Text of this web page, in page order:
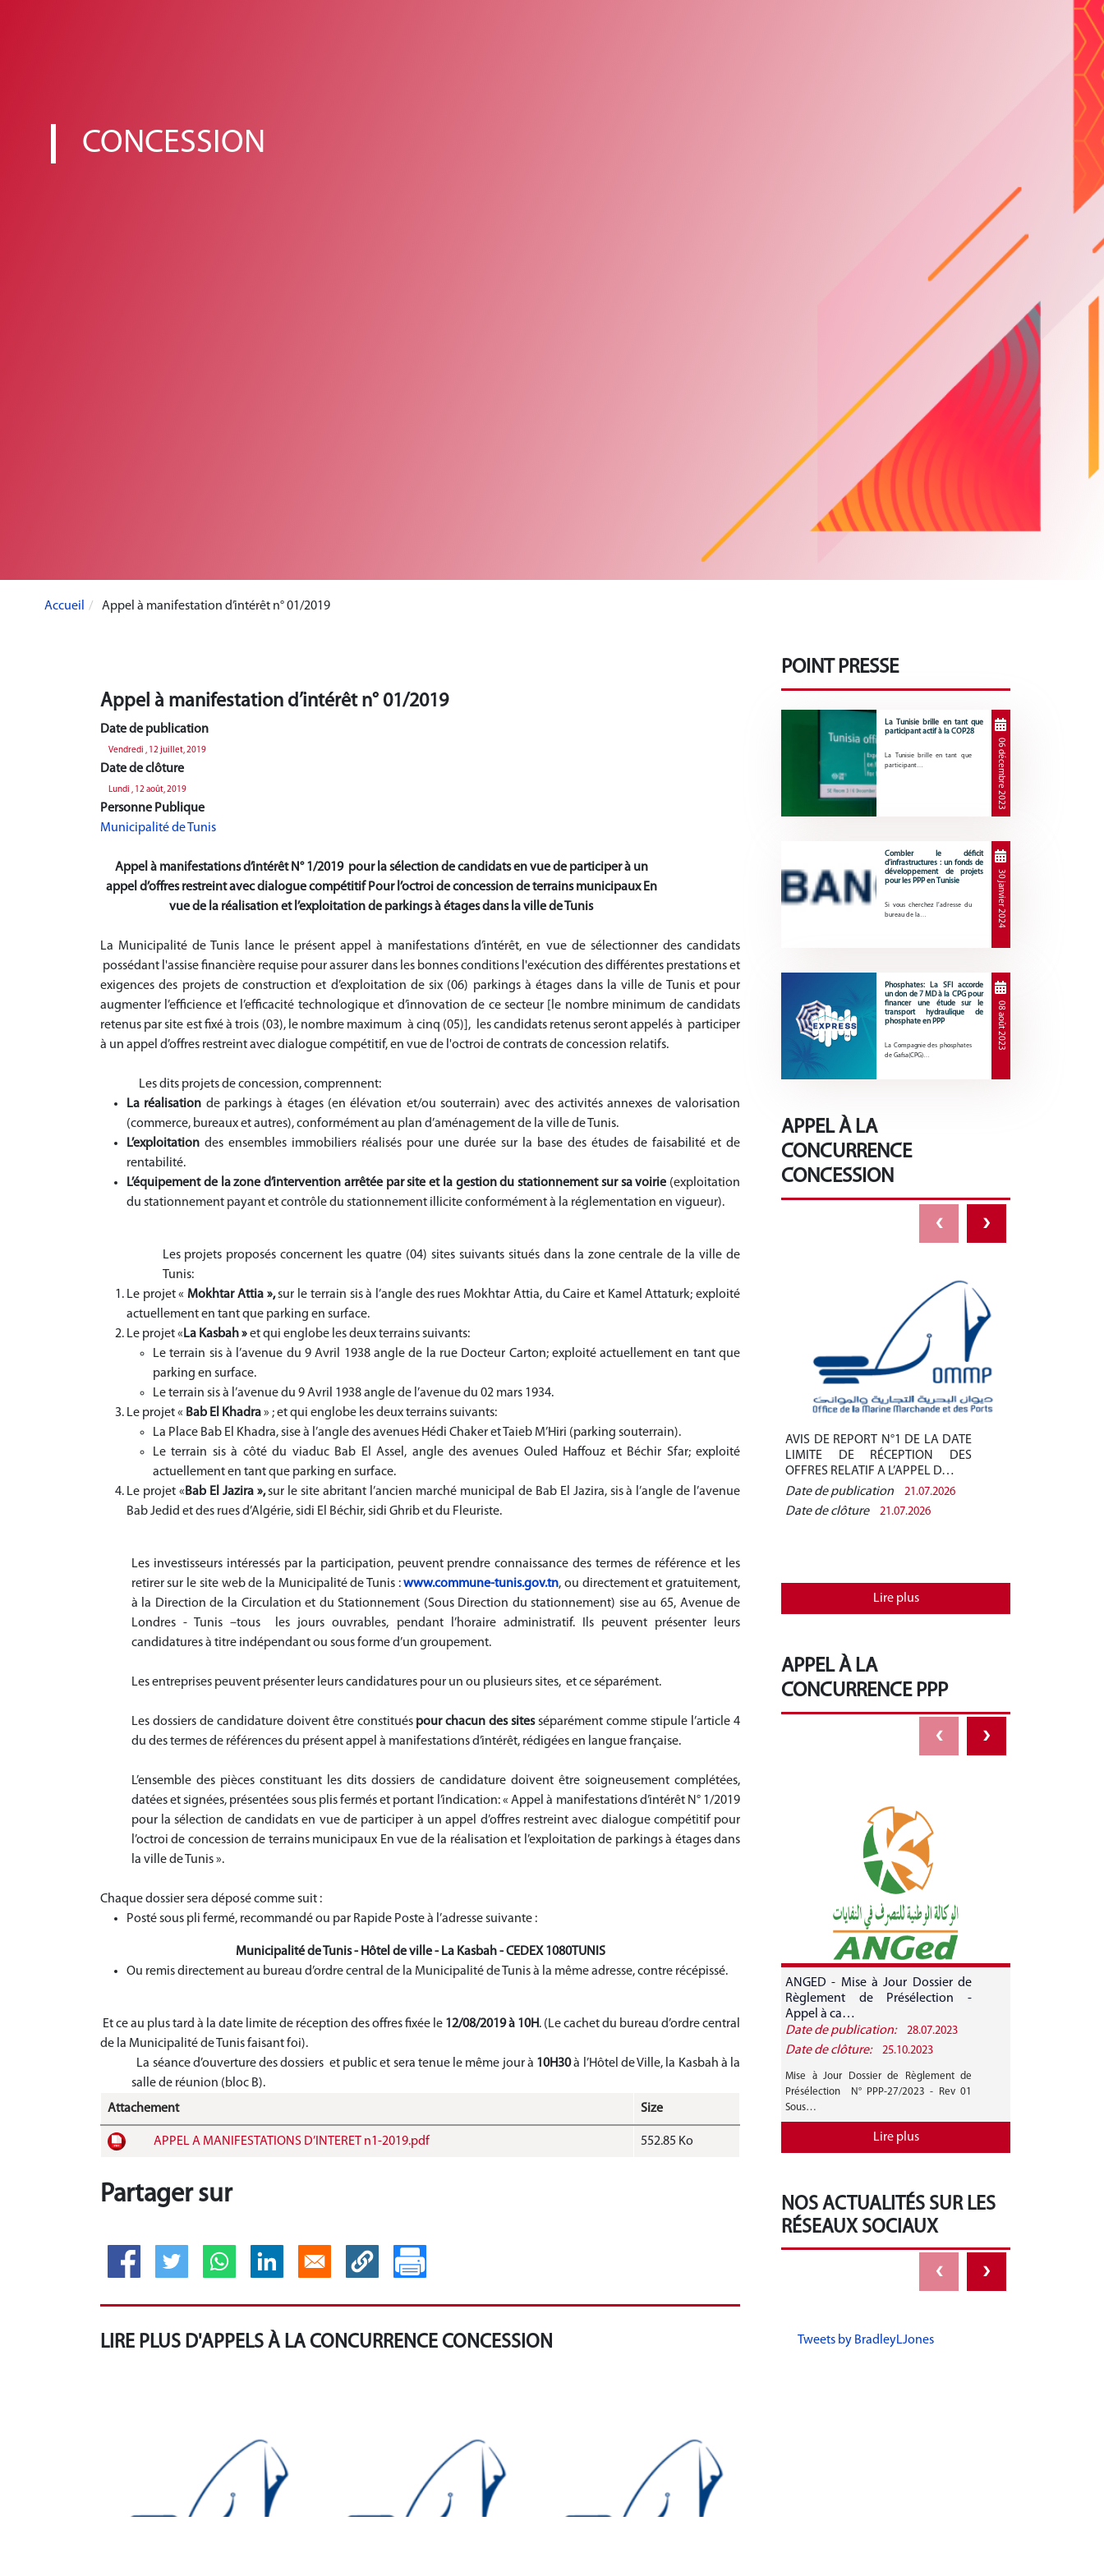
CONCESSION
Accueil Appel à manifestation d’intérêt n° 01/2019
Appel à manifestation d’intérêt n° 01/2019
Date de publication
Vendredi , 12 juillet, 2019
Date de clôture
Lundi , 12 août, 2019
Personne Publique
Municipalité de Tunis
Appel à manifestations d’intérêt N° 1/2019 pour la sélection de candidats en vue de participerà un
appel d’offres restreint avec dialogue compétitif Pour l’octroi de concession de terrains municipaux En
vue de la réalisation et l’exploitation de parkings à étages dans la ville de Tunis
La Municipalité de Tunis lance le présent appel à manifestations d’intérêt, en vue de sélectionner des candidats
possédant l'assise financière requise pour assurer dans les bonnes conditions l'exécution des différentes prestations et
exigences des projets de construction et d’exploitation de six (06) parkings à étages dans la ville de Tunis et pour
augmenter l’efficience et l’efficacité technologique et d’innovation de ce secteur [le nombre minimum de candidats
retenus par site est fixé à trois (03), le nombre maximum à cinq (05)], les candidats retenus seront appelés à participer
à un appel d’offres restreint avec dialogue compétitif, en vue de l'octroi de contrats de concession relatifs.
Les dits projets de concession, comprennent:
La réalisation de parkings à étages (en élévation et/ou souterrain) avec des activités annexes de valorisation
(commerce, bureaux et autres), conformément au plan d’aménagement de la ville de Tunis.
L’exploitation des ensembles immobiliers réalisés pour une durée sur la base des études de faisabilité et de
rentabilité.
L’équipement de la zone d’intervention arrêtée par site et la gestion du stationnement sur sa voirie (exploitation
du stationnement payant et contrôle du stationnement illicite conformément à la réglementation en vigueur).
Les projets proposés concernent les quatre (04) sites suivants situés dans la zone centrale de la ville de
Tunis:
Le projet « Mokhtar Attia »,sur le terrain sis à l’angle des rues Mokhtar Attia, du Caire et Kamel Attaturk; exploité
actuellement en tant que parking en surface.
Le projet « La Kasbah »et qui englobe les deux terrains suivants:
Le terrain sis à l’avenue du 9 Avril 1938 angle de la rue Docteur Carton; exploité actuellement en tant que
parking en surface.
Le terrain sis à l’avenue du 9 Avril 1938 angle de l’avenue du 02 mars 1934.
Le projet « Bab El Khadra» ; et qui englobe les deux terrains suivants:
La Place Bab El Khadra, sise à l’angle des avenues Hédi Chaker et Taieb M’Hiri (parking souterrain(.
Le terrain sis à côté du viaduc Bab El Assel, angle des avenues Ouled Haffouz et Béchir Sfar; exploité
actuellement en tant que parking en surface.
Le projet «Bab El Jazira »,sur le site abritant l’ancien marché municipal de Bab El Jazira, sis à l’angle de l’avenue
Bab Jedid et des rues d’Algérie, sidi El Béchir, sidi Ghrib et du Fleuriste.
Les investisseurs intéressés par la participation, peuvent prendre connaissance des termes de référence et les
retirer sur le site web de la Municipalité de Tunis :www.commune-tunis.gov.tn, ou directement et gratuitement,
à la Direction de la Circulation et du Stationnement (Sous Direction du stationnement) sise au 65, Avenue de
Londres - Tunis –tous les jours ouvrables, pendant l’horaire administratif. Ils peuvent présenter leurs
candidatures à titre indépendant ou sous forme d’un groupement.
Les entreprises peuvent présenter leurs candidatures pour un ou plusieurs sites, et ce séparément.
Les dossiers de candidature doivent être constitués pour chacun des sitesséparément comme stipule l’article 4
du des termes de références du présent appel à manifestations d’intérêt, rédigées en langue française.
L’ensemble des pièces constituant les dits dossiers de candidature doivent être soigneusement complétées,
datées et signées, présentées sous plis fermés et portant l’indication: « Appel à manifestations d’intérêt N° 1/2019
pour la sélection de candidats en vue de participer à un appel d’offres restreint avec dialogue compétitif pour
l’octroi de concession de terrains municipaux En vue de la réalisation et l’exploitation de parkings à étages dans
la ville de Tunis ».
Chaque dossier sera déposé comme suit :
Posté sous pli fermé, recommandé ou par Rapide Poste à l’adresse suivante :
Municipalité de Tunis - Hôtel de ville - La Kasbah - CEDEX 1080TUNIS
Ou remis directement au bureau d’ordre central de la Municipalité de Tunis à la même adresse, contre récépissé.
Et ce au plus tard à la date limite de réception des offres fixée le 12/08/2019à 10H. (Le cachet du bureau d’ordre central
de la Municipalité de Tunis faisant foi).
La séance d’ouverture des dossiers et public et sera tenue le même jour à 10H30à l’Hôtel de Ville, la Kasbah à la
salle de réunion (bloc B).
Attachement
Size
APPEL A MANIFESTATIONS D’INTERET n1-2019.pdf 552.85 Ko
Partager sur
LIRE PLUS D'APPELS À LA CONCURRENCE CONCESSION
POINT PRESSE
La Tunisie brille en tant que
participant actif à la COP28
La Tunisie brille en tant que
participant…
06 décembre 2023
Combler le déficit
d’infrastructures : un fonds de
développement de projets
pour les PPP en Tunisie
Si vous cherchez l’adresse du
bureau de la…
30 janvier 2024
Phosphates: La SFI accorde
un don de 7 MD à la CPG pour
financer une étude sur le
transport hydraulique de
phosphate en PPP
La Compagnie des phosphates
de Gafsa(CPG)…
08 août 2023
APPEL À LA
CONCURRENCE
CONCESSION
AVIS DE REPORT N°1 DE LA DATE
LIMITE DE RÉCEPTION DES
OFFRES RELATIF A L’APPEL D…
Date de publication
21.07.2026
Date de clôture 21.07.2026
Lire plus
‹ ›
APPEL À LA
CONCURRENCE PPP
ANGED - Mise à Jour Dossier de
Règlement de Présélection -
Appel à ca…
Date de publication:
28.07.2023
Date de clôture: 25.10.2023
Mise à Jour Dossier de Règlement de
Présélection N° PPP-27/2023 - Rev 01
Sous…
Lire plus
‹ ›
NOS ACTUALITÉS SUR LES
RÉSEAUX SOCIAUX
Tweets by BradleyLJones
‹ ›